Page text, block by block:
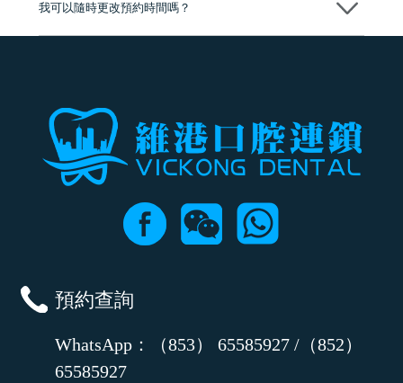
我可以隨時更改預約時間嗎？
預約查詢
WhatsApp：（853） 65585927 /（852）
65585927